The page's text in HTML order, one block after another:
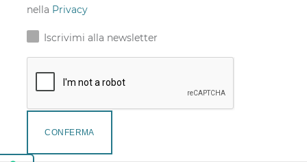
nella Privacy
Iscrivimi alla newsletter
CONFERMA